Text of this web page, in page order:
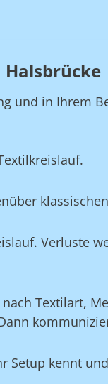
Halsbrücke
und in Ihrem
Verluste
Textilart,
Setup kennt